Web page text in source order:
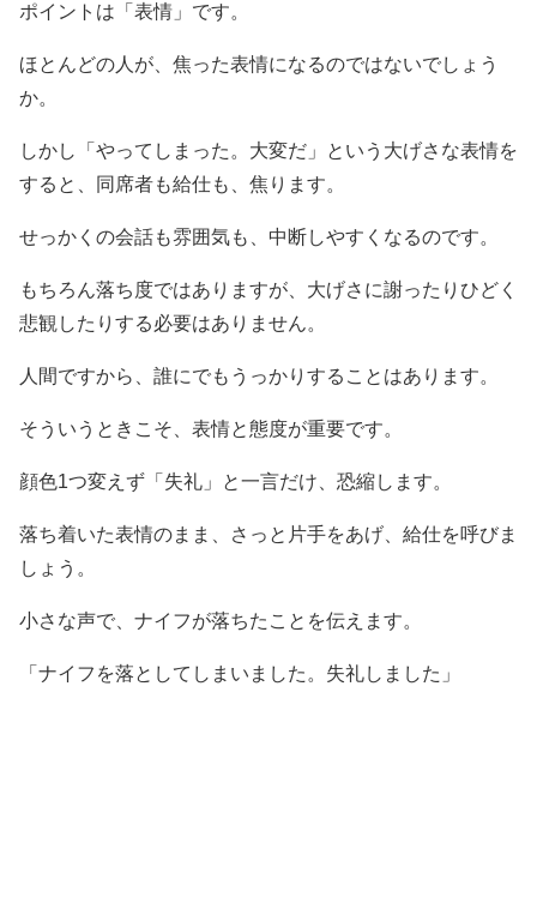
ポイントは「表情」です。
ほとんどの人が、焦った表情になるのではないでしょう
か。
しかし「やってしまった。大変だ」という大げさな表情を
すると、同席者も給仕も、焦ります。
せっかくの会話も雰囲気も、中断しやすくなるのです。
もちろん落ち度ではありますが、大げさに謝ったりひどく
悲観したりする必要はありません。
人間ですから、誰にでもうっかりすることはあります。
そういうときこそ、表情と態度が重要です。
顔色1つ変えず「失礼」と一言だけ、恐縮します。
落ち着いた表情のまま、さっと片手をあげ、給仕を呼びま
しょう。
小さな声で、ナイフが落ちたことを伝えます。
「ナイフを落としてしまいました。失礼しました」